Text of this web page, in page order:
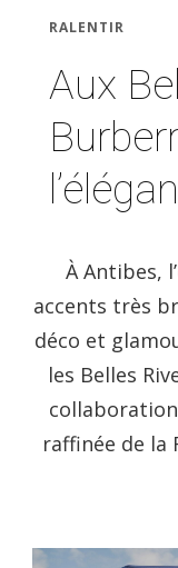
RALENTIR
Aux
À Antibes,
accents très
déco et
les Belles
raffinée de la